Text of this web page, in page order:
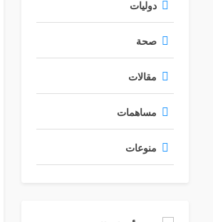
دوليات
صحة
مقالات
مساهمات
منوعات